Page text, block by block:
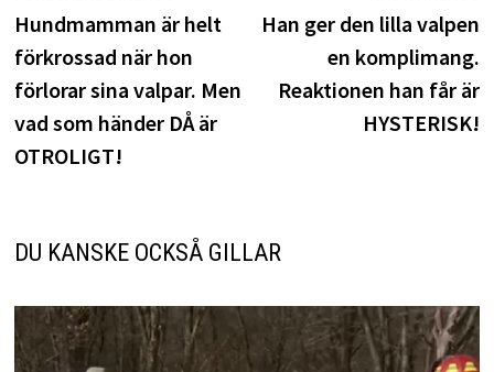
inlägg:
Hundmamman är helt
förkrossad när hon
förlorar sina valpar. Men
vad som händer DÅ är
OTROLIGT!
Han ger den lilla valpen
en komplimang.
Reaktionen han får är
HYSTERISK!
DU KANSKE OCKSÅ GILLAR